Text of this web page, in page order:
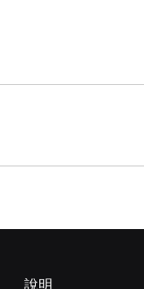
說明